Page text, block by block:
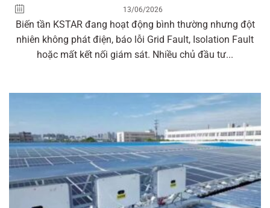
13/06/2026
Biến tần KSTAR đang hoạt động bình thường nhưng đột
nhiên không phát điện, báo lỗi Grid Fault, Isolation Fault
hoặc mất kết nối giám sát. Nhiều chủ đầu tư...